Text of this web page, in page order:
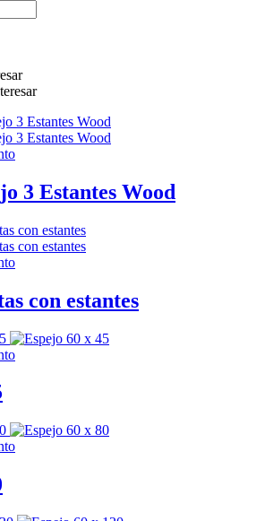
3 Estantes Wood
con estantes